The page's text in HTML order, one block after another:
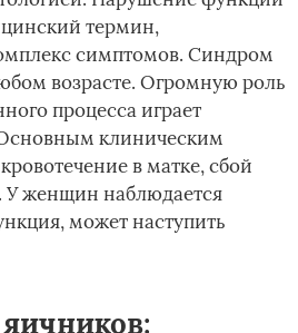
термин,
симптомов. Синдром
возрасте. Огромную роль
процесса играет
клиническим
в матке, сбой
У женщин наблюдается
может наступить